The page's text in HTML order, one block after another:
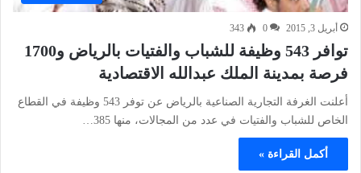
أبريل 3, 2015 0
343
توافر 543 وظيفة للشباب والفتيات بالرياض و1700
فرصة بمدينة الملك عبدالله الاقتصادية
أعلنت الغرفة التجارية الصناعية بالرياض عن توفر 543 وظيفة في القطاع
الخاص للشباب والفتيات في عدد من المجالات، منها 385…
أكمل القراءة »